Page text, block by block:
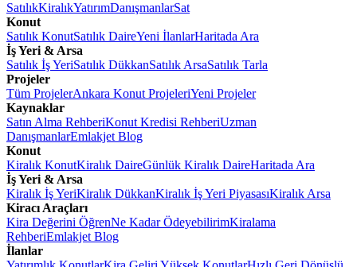
SatılıkKiralıkYatırımDanışmanlarSat
Konut
Satılık KonutSatılık DaireYeni İlanlarHaritada Ara
İş Yeri & Arsa
Satılık İş YeriSatılık DükkanSatılık ArsaSatılık Tarla
Projeler
Tüm ProjelerAnkara Konut ProjeleriYeni Projeler
Kaynaklar
Satın Alma RehberiKonut Kredisi RehberiUzman
DanışmanlarEmlakjet Blog
Konut
Kiralık KonutKiralık DaireGünlük Kiralık DaireHaritada Ara
İş Yeri & Arsa
Kiralık İş YeriKiralık DükkanKiralık İş Yeri PiyasasıKiralık Arsa
Kiracı Araçları
Kira Değerini ÖğrenNe Kadar ÖdeyebilirimKiralama
RehberiEmlakjet Blog
İlanlar